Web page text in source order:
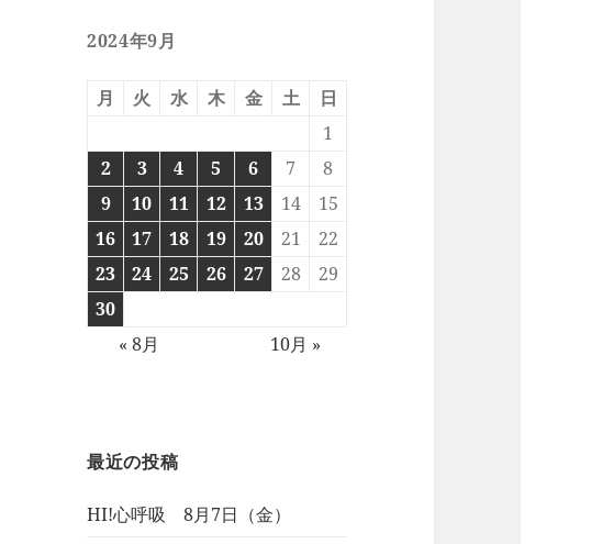
2024年9月
月 火 水 木 金 土
日
1
2
3 4 5 6 7
8
9
10 11 12 13 14
15
16
17 18 19 20 21
22
23
24 25 26 27 28
29
30
« 8月
10月 »
最近の投稿
HI!心呼吸 8月7日（金）